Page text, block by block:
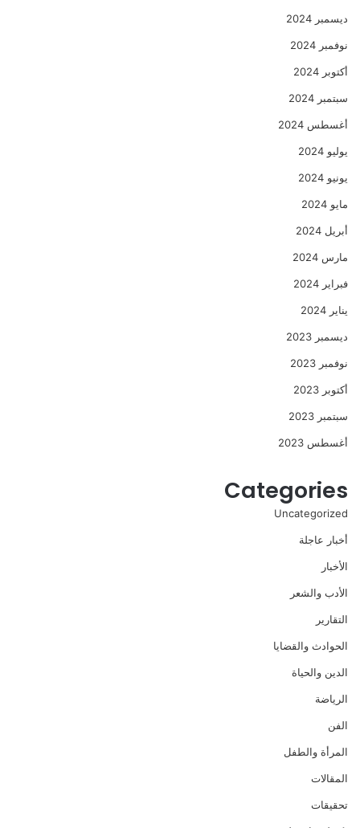
ديسمبر 2024
نوفمبر 2024
أكتوبر 2024
سبتمبر 2024
أغسطس 2024
يوليو 2024
يونيو 2024
مايو 2024
أبريل 2024
مارس 2024
فبراير 2024
يناير 2024
ديسمبر 2023
نوفمبر 2023
أكتوبر 2023
سبتمبر 2023
أغسطس 2023
Categories
Uncategorized
أخبار عاجلة
الأخبار
الأدب والشعر
التقارير
الحوادث والقضايا
الدين والحياة
الرياضة
الفن
المرأة والطفل
المقالات
تحقيقات